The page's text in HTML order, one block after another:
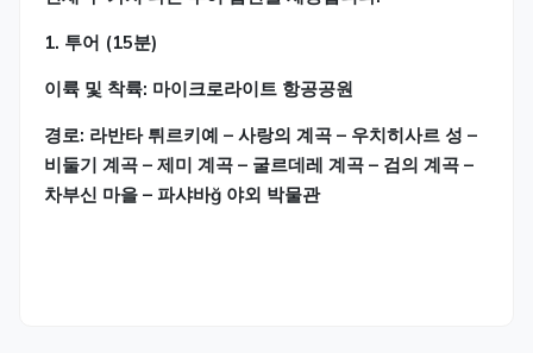
1.⁠ ⁠투어 (15분)
이륙 및 착륙: 마이크로라이트 항공공원
경로: 라반타 튀르키예 – 사랑의 계곡 – 우치히사르 성 –
비둘기 계곡 – 제미 계곡 – 굴르데레 계곡 – 검의 계곡 –
차부신 마을 – 파샤바ğ 야외 박물관